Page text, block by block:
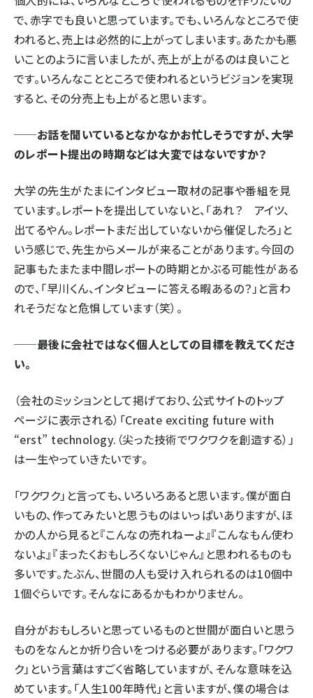
で、赤字でも良いと思っています。でも、いろんなところで使
われると、売上は必然的に上がってしまいます。あたかも悪
いことのように言いましたが、売上が上がるのは良いこと
です。いろんなことところで使われるというビジョンを実現
すると、その分売上も上がると思います。
──お話を聞いているとなかなかお忙しそうですが、大学
のレポート提出の時期などは大変ではないですか？
大学の先生がたまにインタビュー取材の記事や番組を見
ています。レポートを提出していないと、「あれ？ アイツ、
出てるやん。レポートまだ出していないから催促したろ」と
いう感じで、先生からメールが来ることがあります。今回の
記事もたまたま中間レポートの時期とかぶる可能性がある
ので、「早川くん、インタビューに答える暇あるの？」と言わ
れそうだなと危惧しています（笑）。
──最後に会社ではなく個人としての目標を教えてくださ
い。
（会社のミッションとして掲げており、 公式サイトのトップ
ページに表示される）「Create exciting future with
“erst” technology.（尖った技術でワクワクを創造する）」
は一生やっていきたいです。
「ワクワク」と言っても、いろいろあると思います。僕が面白
いもの、作ってみたいと思うものはいっぱいありますが、ほ
かの人から見ると『こんなの売れねーよ』『こんなもん使わ
ないよ』『まったくおもしろくないじゃん』と思われるものも
多いです。たぶん、世間の人も受け入れられるのは10個中
1個ぐらいです。そんなにあるかもわかりません。
自分がおもしろいと思っているものと世間が面白いと思う
ものをなんとか折り合いをつける必要があります。「ワクワ
ク」という言葉はすごく省略していますが、そんな意味を込
めています。「人生100年時代」と言いますが、僕の場合は